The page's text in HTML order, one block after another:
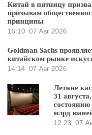
Китай в пятницу
призывам
принципы
16:10 07 Авг 2026
Goldman Sachs
китайском рынке
14:14 07 Авг 2026
Летние
31
состоянию
млрд
12:23 07